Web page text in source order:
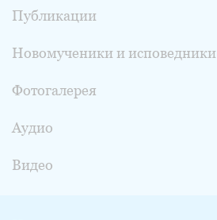
Публикации
Новомученики и исповедники
Фотогалерея
Аудио
Видео